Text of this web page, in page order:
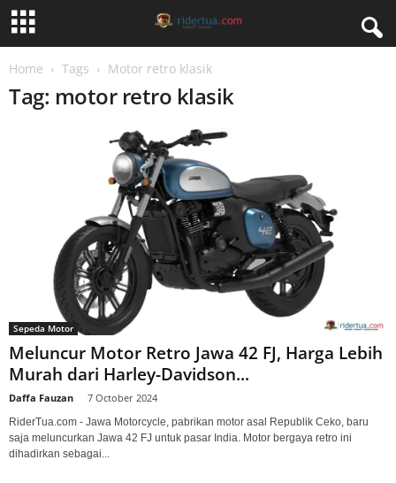
Home Tags Motor retro klasik
Tag: motor retro klasik
Sepeda Motor
Meluncur Motor Retro Jawa 42 FJ, Harga Lebih
Murah dari Harley-Davidson...
Daffa Fauzan 7 October 2024
RiderTua.com - Jawa Motorcycle, pabrikan motor asal Republik Ceko, baru
saja meluncurkan Jawa 42 FJ untuk pasar India. Motor bergaya retro ini
dihadirkan sebagai...